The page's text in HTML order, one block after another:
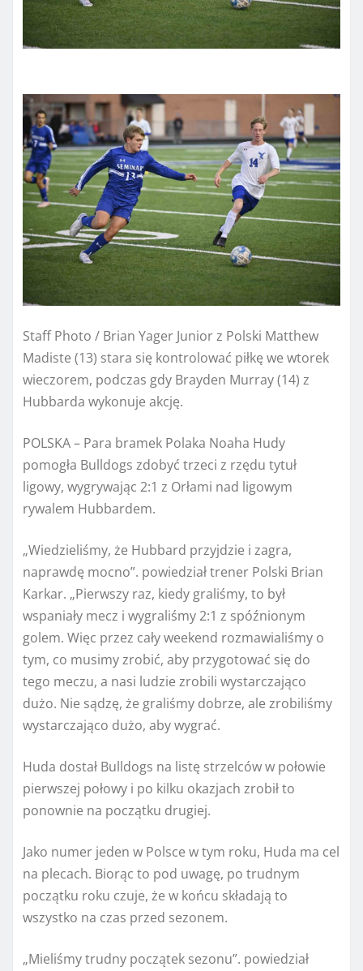
Staff Photo / Brian Yager Junior z Polski Matthew
Madiste (13) stara się kontrolować piłkę we wtorek
wieczorem, podczas gdy Brayden Murray (14) z
Hubbarda wykonuje akcję.
POLSKA – Para bramek Polaka Noaha Hudy
pomogła Bulldogs zdobyć trzeci z rzędu tytuł
ligowy, wygrywając 2:1 z Orłami nad ligowym
rywalem Hubbardem.
„Wiedzieliśmy, że Hubbard przyjdzie i zagra,
naprawdę mocno”. powiedział trener Polski Brian
Karkar. „Pierwszy raz, kiedy graliśmy, to był
wspaniały mecz i wygraliśmy 2:1 z spóźnionym
golem. Więc przez cały weekend rozmawialiśmy o
tym, co musimy zrobić, aby przygotować się do
tego meczu, a nasi ludzie zrobili wystarczająco
dużo. Nie sądzę, że graliśmy dobrze, ale zrobiliśmy
wystarczająco dużo, aby wygrać.
Huda dostał Bulldogs na listę strzelców w połowie
pierwszej połowy i po kilku okazjach zrobił to
ponownie na początku drugiej.
Jako numer jeden w Polsce w tym roku, Huda ma cel
na plecach. Biorąc to pod uwagę, po trudnym
początku roku czuje, że w końcu składają to
wszystko na czas przed sezonem.
„Mieliśmy trudny początek sezonu”. powiedział